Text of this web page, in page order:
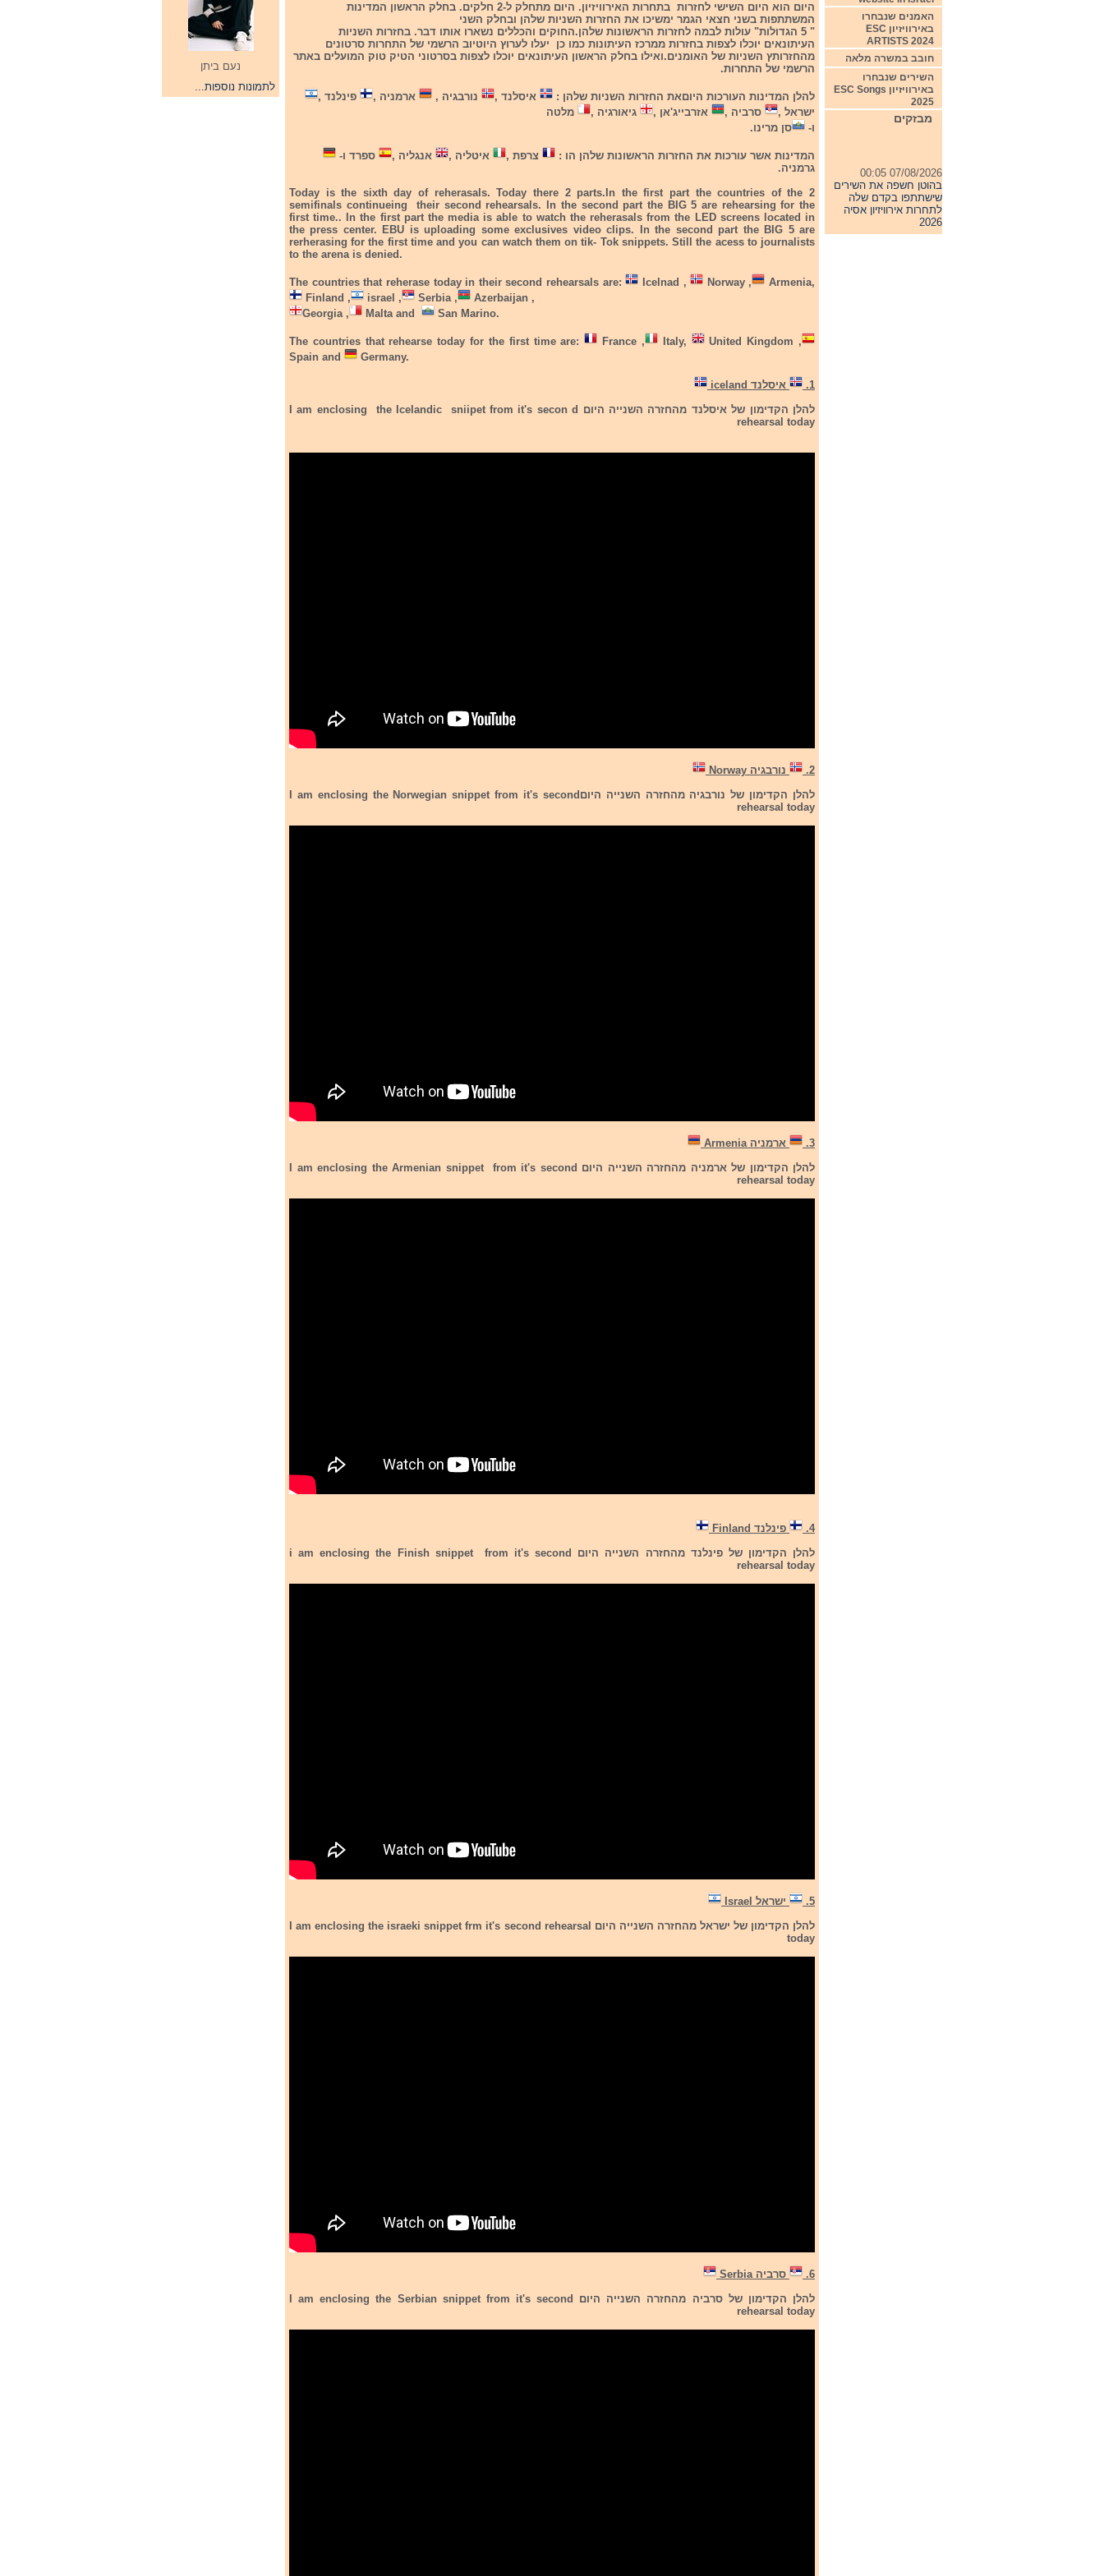
נעם ביתן
לתמונות נוספות...
היום הוא היום השישי לחזרות בתחרות האירוויזיון. היום מתחלק ל-2 חלקים. בחלק הראשון המדינות
המשתתפות בשני חצאי הגמר ימשיכו את החזרות השניות שלהן ובחלק השני
" 5 הגדולות" עולות לבמה לחזרות הראשונות שלהן.החוקים והכללים נשארו אותו דבר. בחזרות השניות
העיתונאים יוכלו לצפות בחזרות ממרכז העיתונות כמו כן יעלו לערוץ היוטיוב הרשמי של התחרות סרטונים
מהחזרותץ השניות של האומנים.ואילו בחלק הראשון העיתונאים יוכלו לצפות בסרטוני הטיק טוק המועלים באתר
הרשמי של התחרות.
להלן המדינות העורכות היוםאת החזרות השניות שלהן : איסלנד , נורבגיה , ארמניה ,
פינלנד ,
ישראל ,
סרביה , אזרבייג'אן , גיאורגיה ,
מלטה
ו-
סן מרינו.
המדינות אשר עורכות את החזרות הראשונות שלהן הו : צרפת , איטליה , אנגליה ,
ספרד ו-
גרמניה.
Today is the sixth day of reherasals. Today there 2 parts.In the first part the countries of the 2
semifinals continueing their second rehearsals. In the second part the BIG 5 are rehearsing for the
first time.. In the first part the media is able to watch the reherasals from the LED screens located in
the press center. EBU is uploading some exclusives video clips. In the second part the BIG 5 are
rerherasing for the first time and you can watch them on tik- Tok snippets. Still the acess to journalists
to the arena is denied.
The countries that reherase today in their second rehearsals are: Icelnad , Norway ,
Armenia,
Finland ,
israel , Serbia ,
Azerbaijan ,
Georgia ,
Malta and San Marino.
The countries that rehearse today for the first time are: France , Italy,
United Kingdom ,
Spain and
Germany.
1.
איסלנד iceland
להלן הקדימון של איסלנד מהחזרה השנייה היום I am enclosing the Icelandic sniipet from it's secon d
rehearsal today
2.
נורבגיה Norway
להלן הקדימון של נורבגיה מהחזרה השנייה היוםI am enclosing the Norwegian snippet from it's second
rehearsal today
3.
ארמניה Armenia
להלן הקדימון של ארמניה מהחזרה השנייה היום I am enclosing the Armenian snippet from it's second
rehearsal today
4.
פינלנד Finland
להלן הקדימון של פינלנד מהחזרה השנייה היום i am enclosing the Finish snippet from it's second
rehearsal today
5.
ישראל Israel
להלן הקדימון של ישראל מהחזרה השנייה היום I am enclosing the israeki snippet frm it's second rehearsal
today
6.
סרביה Serbia
להלן הקדימון של סרביה מהחזרה השנייה היום I am enclosing the Serbian snippet from it's second
rehearsal today
האמנים שנבחרו
באירוויזיון ESC
ARTISTS 2024
חובב במשרה מלאה
השירים שנבחרו
באירוויזיון ESC Songs
2025
מבזקים
בהוטן חשפה את השירים
שישתתפו בקדם שלה
לתחרות אירוויזיון אסיה
2026
04/08/2026 11:06